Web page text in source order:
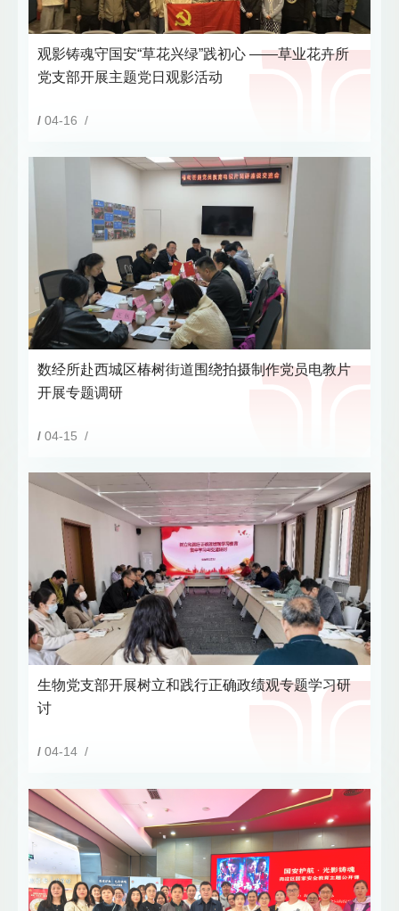
观影铸魂守国安“草花兴绿”践初心 ——草业花卉所
党支部开展主题党日观影活动
/ 04-16 /
数经所赴西城区椿树街道围绕拍摄制作党员电教片
开展专题调研
/ 04-15 /
生物党支部开展树立和践行正确政绩观专题学习研
讨
/ 04-14 /